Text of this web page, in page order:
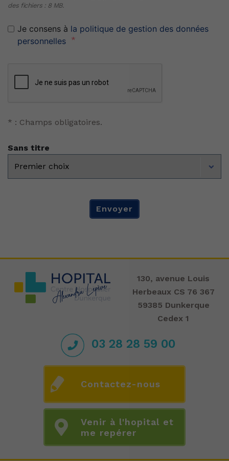
des fichiers : 8 MB.
RGPD *
Je consens à la politique de gestion des données
personnelles
* : Champs obligatoires.
Sans titre
Envoyer
130, avenue Louis
Herbeaux CS 76 367
59385 Dunkerque
Cedex 1
03 28 28 59 00
Contactez-nous
Venir à l'hopital et
me repérer